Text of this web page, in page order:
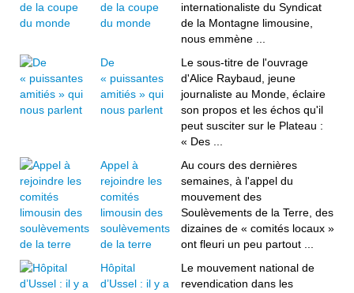
de la coupe
du monde
internationaliste du Syndicat
de la Montagne limousine,
nous emmène ...
De
« puissantes
amitiés » qui
nous parlent
Le sous-titre de l'ouvrage
d'Alice Raybaud, jeune
journaliste au Monde, éclaire
son propos et les échos qu'il
peut susciter sur le Plateau :
« Des ...
Appel à
rejoindre les
comités
limousin des
soulèvements
de la terre
Au cours des dernières
semaines, à l'appel du
mouvement des
Soulèvements de la Terre, des
dizaines de « comités locaux »
ont fleuri un peu partout ...
Hôpital
d’Ussel : il y a
Le mouvement national de
revendication dans les